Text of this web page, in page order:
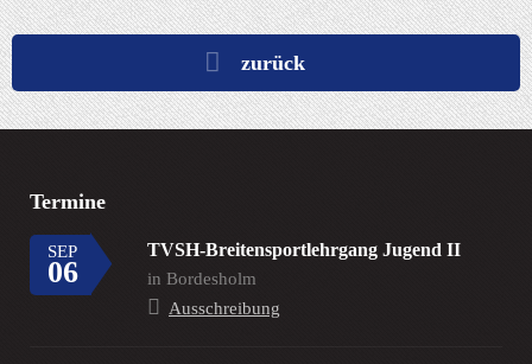
zurück
Termine
SEP
06
TVSH-Breitensportlehrgang Jugend II
in Bordesholm
Ausschreibung